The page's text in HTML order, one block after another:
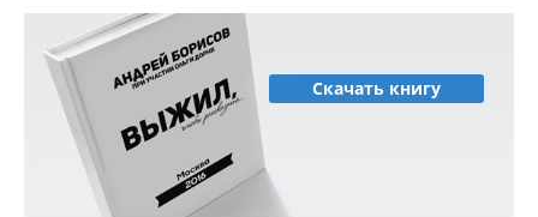
Скачать книгу